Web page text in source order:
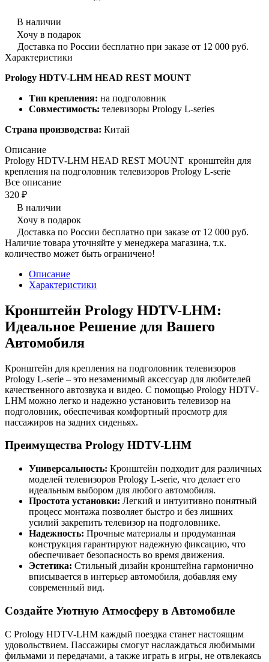
В наличии
Хочу в подарок
Доставка по России бесплатно при заказе от 12 000 руб.
Характеристики
Prology HDTV-LHM HEAD REST MOUNT
Тип крепления: на подголовник
Совместимость: телевизоры Prology L-series
Страна производства: Китай
Описание
Prology HDTV-LHM HEAD REST MOUNT кронштейн для
крепления на подголовник телевизоров Prology L-serie
Все описание
320 ₽
В наличии
Хочу в подарок
Доставка по России бесплатно при заказе от 12 000 руб.
Наличие товара уточняйте у менеджера магазина, т.к.
количество может быть ограничено!
Описание
Характеристики
Кронштейн Prology HDTV-LHM:
Идеальное Решение для Вашего
Автомобиля
Кронштейн для крепления на подголовник телевизоров
Prology L-serie – это незаменимый аксессуар для любителей
качественного автозвука и видео. С помощью Prology HDTV-
LHM можно легко и надежно установить телевизор на
подголовник, обеспечивая комфортный просмотр для
пассажиров на задних сиденьях.
Преимущества Prology HDTV-LHM
Универсальность: Кронштейн подходит для различных
моделей телевизоров Prology L-serie, что делает его
идеальным выбором для любого автомобиля.
Простота установки: Легкий и интуитивно понятный
процесс монтажа позволяет быстро и без лишних
усилий закрепить телевизор на подголовнике.
Надежность: Прочные материалы и продуманная
конструкция гарантируют надежную фиксацию, что
обеспечивает безопасность во время движения.
Эстетика: Стильный дизайн кронштейна гармонично
вписывается в интерьер автомобиля, добавляя ему
современный вид.
Создайте Уютную Атмосферу в Автомобиле
С Prology HDTV-LHM каждый поездка станет настоящим
удовольствием. Пассажиры смогут наслаждаться любимыми
фильмами и передачами, а также играть в игры, не отвлекаясь